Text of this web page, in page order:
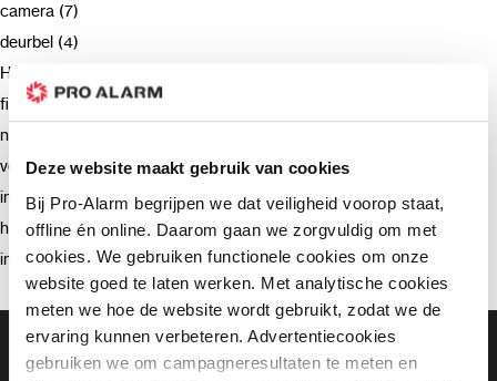
Deze website maakt gebruik van cookies
Bij Pro-Alarm begrijpen we dat veiligheid voorop staat,
offline én online. Daarom gaan we zorgvuldig om met
cookies. We gebruiken functionele cookies om onze
website goed te laten werken. Met analytische cookies
meten we hoe de website wordt gebruikt, zodat we de
ervaring kunnen verbeteren. Advertentiecookies
gebruiken we om campagneresultaten te meten en
camera (7)
deurbel (4)
Hikvision (3)
firmware (3)
netwerkrecorder (2)
verzending (2)
intercom (2)
hik-connect (2)
installatie (2)
Gratis bezorging vanaf €99,-
Gratis retourneren binnen 90 dagen*